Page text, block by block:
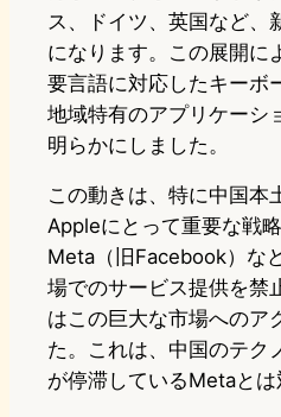
ス、ドイツ、英国など、
になります。この展開に
要言語に対応したキーボ
地域特有のアプリケーシ
明らかにしました。
この動きは、特に中国本
Appleにとって重要な戦
Meta（旧Facebook）な
場でのサービス提供を禁
はこの巨大な市場へのア
た。これは、中国のテク
が停滞しているMetaとは